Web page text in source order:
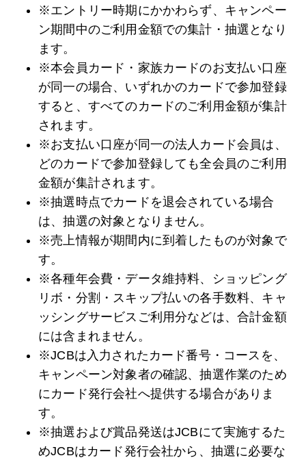
※エントリー時期にかかわらず、キャンペー
ン期間中のご利用金額での集計・抽選となり
ます。
※本会員カード・家族カードのお支払い口座
が同一の場合、いずれかのカードで参加登録
すると、すべてのカードのご利用金額が集計
されます。
※お支払い口座が同一の法人カード会員は、
どのカードで参加登録しても全会員のご利用
金額が集計されます。
※抽選時点でカードを退会されている場合
は、抽選の対象となりません。
※売上情報が期間内に到着したものが対象で
す。
※各種年会費・データ維持料、ショッピング
リボ・分割・スキップ払いの各手数料、キャ
ッシングサービスご利用分などは、合計金額
には含まれません。
※JCBは入力されたカード番号・コースを、
キャンペーン対象者の確認、抽選作業のため
にカード発行会社へ提供する場合がありま
す。
※抽選および賞品発送はJCBにて実施するた
めJCBはカード発行会社から、抽選に必要な